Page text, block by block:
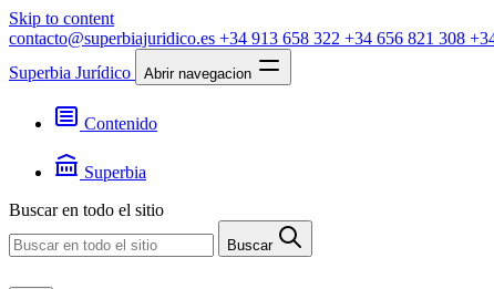
Skip to content
contacto@superbiajuridico.es +34 913 658 322 +34 656 821 308
Superbia Jurídico
Abrir navegacion
Contenido
Jurisprudencia
Noticias
Superbia
Contacto
Buscar en todo el sitio
Buscar